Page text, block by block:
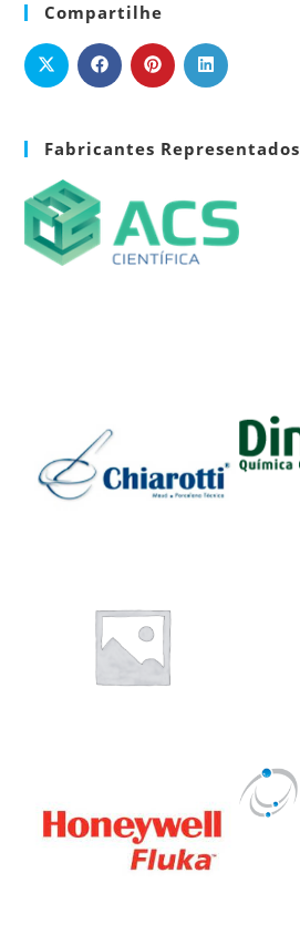
Compartilhe
Fabricantes Representados